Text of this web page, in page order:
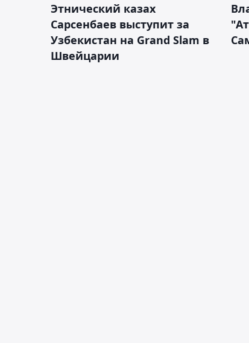
Этнический казах
Сарсенбаев выступит за
Узбекистан на Grand Slam в
Швейцарии